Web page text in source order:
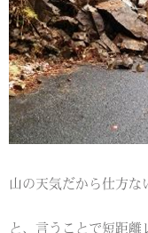
山の天気だから仕方な
と、言うことで短距離